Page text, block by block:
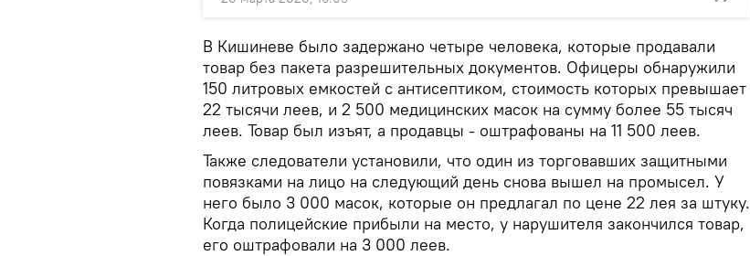
В Кишиневе было задержано четыре человека, которые продавали
товар без пакета разрешительных документов. Офицеры обнаружили
150 литровых емкостей с антисептиком, стоимость которых превышает
22 тысячи леев, и 2 500 медицинских масок на сумму более 55 тысяч
леев. Товар был изъят, а продавцы - оштрафованы на 11 500 леев.
Также следователи установили, что один из торговавших защитными
повязками на лицо на следующий день снова вышел на промысел. У
него было 3 000 масок, которые он предлагал по цене 22 лея за штуку.
Когда полицейские прибыли на место, у нарушителя закончился товар,
его оштрафовали на 3 000 леев.